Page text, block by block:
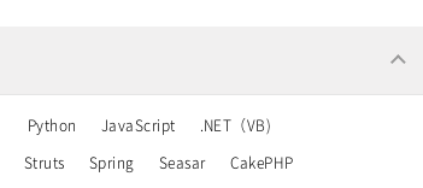
Python JavaScript
.NET（VB)
Struts Spring Seasar
CakePHP